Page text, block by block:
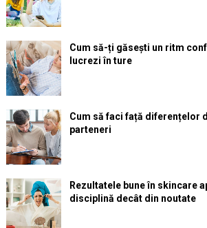
Cum să-ți găsești un ritm
lucrezi în ture
Cum să faci față diferențelor
parteneri
Rezultatele bune în skincare
disciplină decât din noutate